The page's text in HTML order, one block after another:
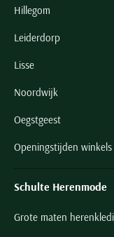
Hillegom
Leiderdorp
Lisse
Noordwijk
Oegstgeest
Openingstijden winkels
Schulte Herenmode
Grote maten